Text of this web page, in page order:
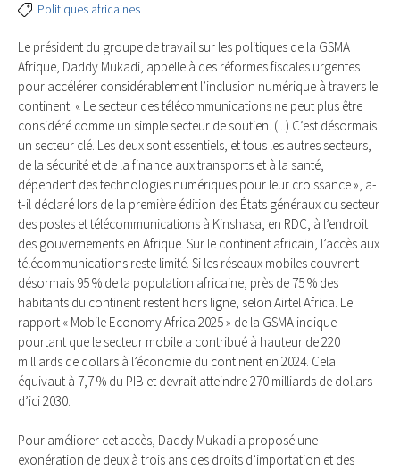
Politiques africaines
Le président du groupe de travail sur les politiques de la GSMA
Afrique, Daddy Mukadi, appelle à des réformes fiscales urgentes
pour accélérer considérablement l’inclusion numérique à travers le
continent. « Le secteur des télécommunications ne peut plus être
considéré comme un simple secteur de soutien. (...) C’est désormais
un secteur clé. Les deux sont essentiels, et tous les autres secteurs,
de la sécurité et de la finance aux transports et à la santé,
dépendent des technologies numériques pour leur croissance », a-
t-il déclaré lors de la première édition des États généraux du secteur
des postes et télécommunications à Kinshasa, en RDC, à l’endroit
des gouvernements en Afrique. Sur le continent africain, l’accès aux
télécommunications reste limité. Si les réseaux mobiles couvrent
désormais 95 % de la population africaine, près de 75 % des
habitants du continent restent hors ligne, selon Airtel Africa. Le
rapport « Mobile Economy Africa 2025 » de la GSMA indique
pourtant que le secteur mobile a contribué à hauteur de 220
milliards de dollars à l’économie du continent en 2024. Cela
équivaut à 7,7 % du PIB et devrait atteindre 270 milliards de dollars
d’ici 2030.
Pour améliorer cet accès, Daddy Mukadi a proposé une
exonération de deux à trois ans des droits d’importation et des